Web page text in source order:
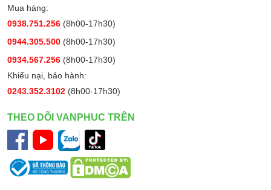
Mua hàng:
0938.751.256 (8h00-17h30)
0944.305.500 (8h00-17h30)
0934.567.256 (8h00-17h30)
Khiếu nại, bảo hành:
0243.352.3102 (8h00-17h30)
THEO DÕI VANPHUC TRÊN